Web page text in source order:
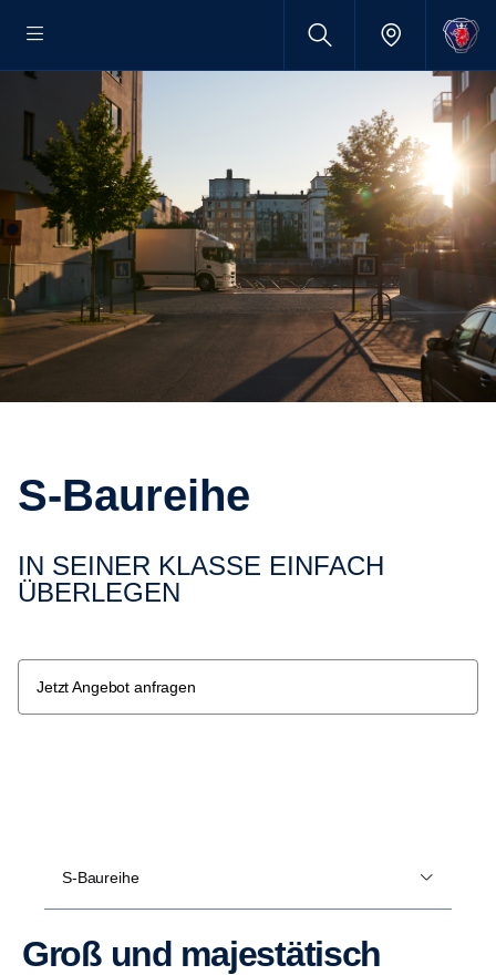
S-​Baureihe
IN SEINER KLASSE EINFACH
ÜBERLEGEN
Jetzt Angebot anfragen
S-Baureihe
Groß und majes­tä­tisch